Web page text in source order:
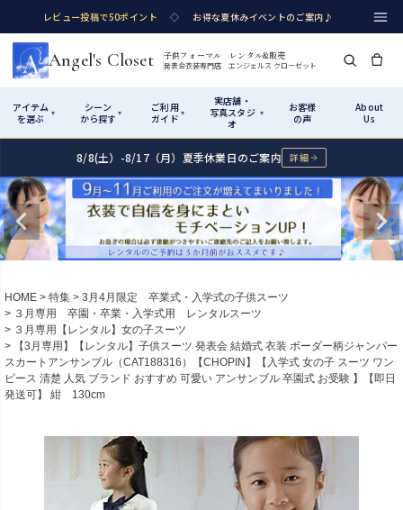
レビュー投稿で50ポイント ◇ お得な夏休みイベントのご案内♪
Angel's Closet 子供フォーマル レンタル&販売
発表会衣装専門店 エンジェルス クローゼット
アイテム
を選ぶ
▾
シーン
から探す ▾
ご利用
ガイド ▾
実店舗・
写真スタジ
オ
▾
お客様
の声
About
Us
Shop by Category アイテムから探す
カテゴリ詳細→ サイズで選ぶ→
Rental レンタル
女の子ドレス 男の子スーツ
小物・アクセ パニエ
Shop by Occasion シーンから探す
性別・サイズで絞り込む→
Recital & Concours
発表会・コンクール
舞台で輝くステージ衣装
Wedding
結婚式
フラワーガール・リングボーイ・ゲ
スト
How It Works ご利用ガイド
Startはじめに
01
レンタル・販売の入口
02 サイズの選び方
測り方と目安
03 Angel's Closetについて
レンタル
レンタルのご案内
Visit Us 実店舗・写真スタジオ
実店舗 つくば店
8/8(土）-8/17（月）夏季休業日のご案内 詳細
HOME 特集
3月4月限定 卒業式・入学式の子供スーツ
３月専用 卒園・卒業・入学式用 レンタルスーツ
３月専用【レンタル】女の子スーツ
【3月専用】【レンタル】子供スーツ 発表会 結婚式 衣装 ボーダー柄ジャンパー
スカートアンサンブル（CAT188316）【CHOPIN】【入学式 女の子 スーツ ワン
ピース 清楚 人気 ブランド おすすめ 可愛い アンサンブル 卒園式 お受験 】【即日
発送可】 紺 130cm